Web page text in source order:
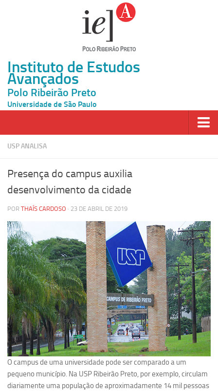
Instituto de Estudos
Avançados
Polo Ribeirão Preto
Universidade de São Paulo
Página Inicial
Inscrição
Pesquisa
Grupos de Estudo
Carreira Docente de Impacto
Ciência, Arte, Educação e Sociedade: CienArtES
Grupo de Estudos Avançados em Tecnologia e Informação
em Saúde com foco em Populações Vulneráveis
(Confluencia)
Grupos de estudo encerrados
Grupos de Pesquisa
Criminologia Experimental e Segurança Pública
Direito e Tecnologia (Tech Law)
USP ANALISA
Presença do campus auxilia
desenvolvimento da cidade
POR THAÍS CARDOSO · 23 DE ABRIL DE 2019
O campus de uma universidade pode ser comparado a um
pequeno município. Na USP Ribeirão Preto, por exemplo, circulam
diariamente uma população de aproximadamente 14 mil pessoas